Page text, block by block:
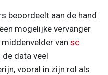
beoordeelt aan de hand
mogelijke vervanger
van sc
data veel
vooral in zijn rol als